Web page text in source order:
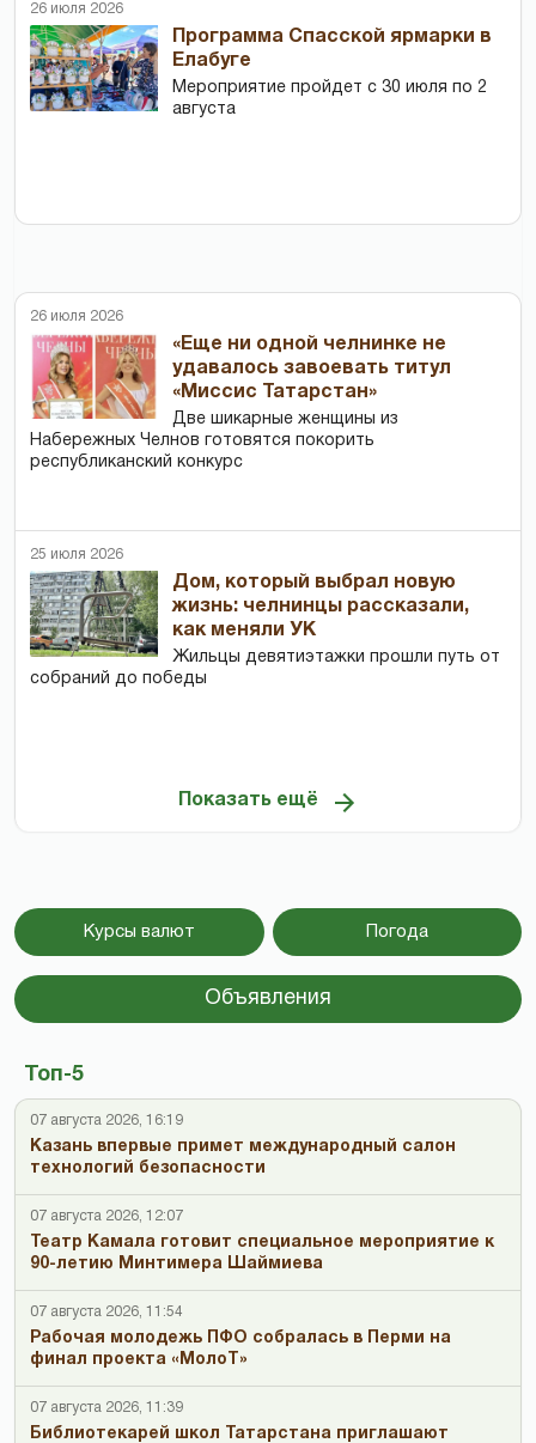
26 июля 2026
Программа Спасской ярмарки в
Елабуге
Мероприятие пройдет с 30 июля по 2
августа
26 июля 2026
«Еще ни одной челнинке не
удавалось завоевать титул
«Миссис Татарстан»
Две шикарные женщины из
Набережных Челнов готовятся покорить
республиканский конкурс
25 июля 2026
Дом, который выбрал новую
жизнь: челнинцы рассказали,
как меняли УК
Жильцы девятиэтажки прошли путь от
собраний до победы
Показать ещё
Курсы валют Погода
Объявления
Топ-5
07 августа 2026, 16:19
Казань впервые примет международный салон
технологий безопасности
07 августа 2026, 12:07
Театр Камала готовит специальное мероприятие к
90-летию Минтимера Шаймиева
07 августа 2026, 11:54
Рабочая молодежь ПФО собралась в Перми на
финал проекта «МолоТ»
07 августа 2026, 11:39
Библиотекарей школ Татарстана приглашают